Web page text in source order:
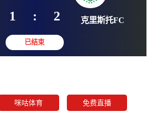
美乙
2026-07-09 07:00:00
1 : 2
咪咕体育 免费直播